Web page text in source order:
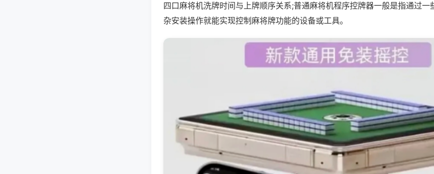
四口麻将机洗牌时间与上牌顺序关系;普通麻将机程序控牌器一般是指通过一
杂安装操作就能实现控制麻将牌功能的设备或工具。